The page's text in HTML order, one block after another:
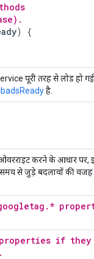
)
{
पूरी तरह से लोड हो गई
है.
करने के आधार पर,
से जुड़े बदलावों की वजह
if they